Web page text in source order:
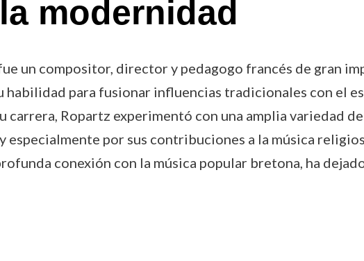
modernidad
un compositor, director y pedagogo francés de gran
para fusionar influencias tradicionales con el
carrera, Ropartz experimentó con una amplia variedad
especialmente por sus contribuciones a la música
conexión con la música popular bretona, ha